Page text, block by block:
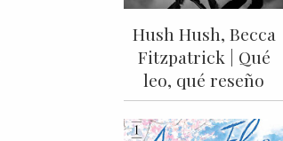
Hush Hush, Becca
Fitzpatrick | Qué
leo, qué reseño